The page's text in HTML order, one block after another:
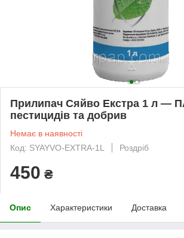
Прилипач Сяйво Екстра 1 л —
пестицидів та добрив
Немає в наявності
Код: SYAYVO-EXTRA-1L
Роздріб
450 ₴
Опис Характеристики Доставка